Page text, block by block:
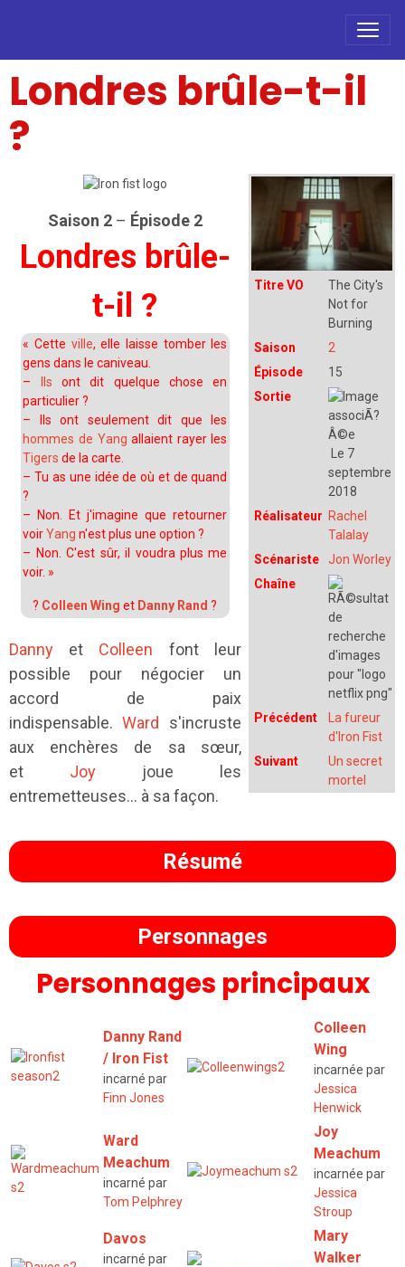
Londres brûle-t-il
?
Titre VO
The City's
Not for
Burning
Saison
2
Épisode
15
Sortie
Le 7
septembre
2018
Réalisateur Rachel
Talalay
Scénariste
Jon Worley
Chaîne
Précédent
La fureur
d'Iron Fist
Suivant
Un secret
mortel
Saison 2– Épisode 2
Londres brûle-
t-il ?
«Cette ville, elle laisse tomber les
gens dans le caniveau.
–
Ils ont dit quelque chose en
particulier ?
– Ils ont seulement dit que les
hommes de Yang allaient rayer les
Tigers de la carte.
– Tu as une idée de où et de quand
?
– Non. Et j'imagine que retourner
voirYang n'est plus une option ?
– Non. C'est sûr, il voudra plus me
voir. »
? Colleen Wing et Danny Rand ?
Danny et Colleen font leur
possible pour négocier un
accord de paix
indispensable.Ward
s'incruste
aux enchères de sa sœur,
et Joyjoue les
entremetteuses... à sa façon.
Résumé
Personnages
Personnages principaux
Danny Rand
/ Iron Fist
incarné par
Finn Jones
Colleen
Wing
incarnée par
Jessica
Henwick
Ward
Meachum
incarné par
Tom Pelphrey
Joy
Meachum
incarnée par
Jessica
Stroup
Davos
incarné par
Mary
Walker